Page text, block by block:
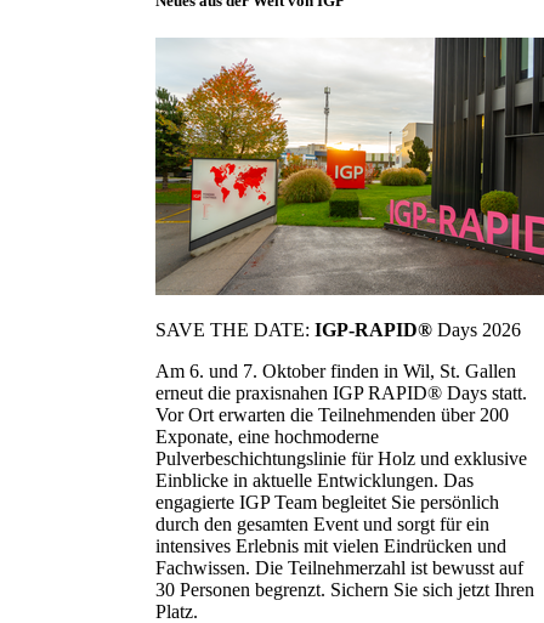
SAVE THE DATE: IGP-RAPID® Days 2026
Am 6. und 7. Oktober finden in Wil, St. Gallen
erneut die praxisnahen IGP RAPID® Days statt.
Vor Ort erwarten die Teilnehmenden über 200
Exponate, eine hochmoderne
Pulverbeschichtungslinie für Holz und exklusive
Einblicke in aktuelle Entwicklungen. Das
engagierte IGP Team begleitet Sie persönlich
durch den gesamten Event und sorgt für ein
intensives Erlebnis mit vielen Eindrücken und
Fachwissen. Die Teilnehmerzahl ist bewusst auf
30 Personen begrenzt. Sichern Sie sich jetzt Ihren
Platz.